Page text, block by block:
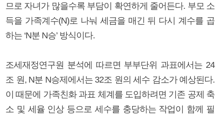
므로 자녀가 많을수록 부담이 확연하게 줄어든다. 부모 소
득을 가족계수(N)로 나눠 세금을 매긴 뒤 다시 계수를 곱
하는 ‘N분 N승’ 방식이다.
조세재정연구원 분석에 따르면 부부단위 과표에서는 24
조 원, N분 N승제에서는 32조 원의 세수 감소가 예상된다.
이 때문에 가족친화 과표 체계를 도입하려면 기존 공제 축
소 및 세율 인상 등으로 세수를 충당하는 작업이 함께 필